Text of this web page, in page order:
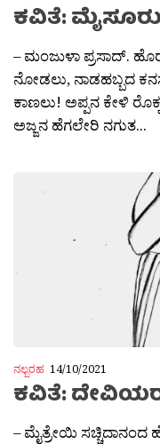
ಕವಿತೆ:
– ಮಂಜುಳಾ ಪ್ರಸಾದ್.
ನೋಡಲು, ನಾಡಹಬ್ಬದ
ಕಾಣಲು! ಅಪ್ಪನ ಕೇಳಿ
ಅಜ್ಜನ ಹೆಗಲೇರಿ ನಗುತ...
ನಲ್ಬರಹ 14/10/2021
ಕವಿತೆ:
– ಮೈತ್ರೇಯಿ